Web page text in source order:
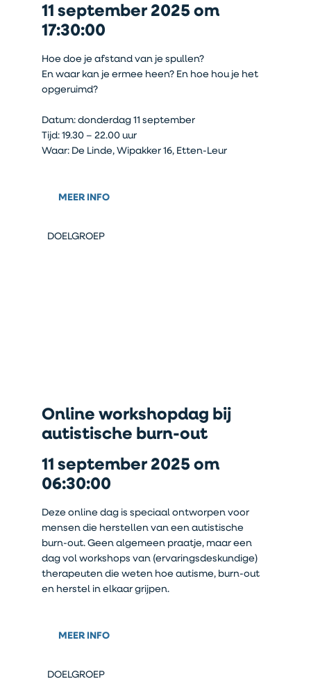
11 september 2025 om
17:30:00
Hoe doe je afstand van je spullen?
En waar kan je ermee heen? En hoe hou je het
opgeruimd?
Datum: donderdag 11 september
Tijd: 19.30 – 22.00 uur
Waar: De Linde, Wipakker 16, Etten-Leur
MEER INFO
DOELGROEP
Online workshopdag bij
autistische burn-out
11 september 2025 om
06:30:00
Deze online dag is speciaal ontworpen voor
mensen die herstellen van een autistische
burn-out. Geen algemeen praatje, maar een
dag vol workshops van (ervaringsdeskundige)
therapeuten die weten hoe autisme, burn-out
en herstel in elkaar grijpen.
MEER INFO
DOELGROEP